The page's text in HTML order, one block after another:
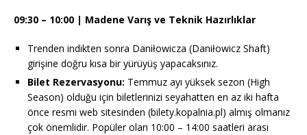
09:30 – 10:00 | Madene Varış ve Teknik Hazırlıklar
Trenden indikten sonra Daniłowicza (Daniłowicz Shaft)
girişine doğru kısa bir yürüyüş yapacaksınız.
Bilet Rezervasyonu: Temmuz ayı yüksek sezon (High
Season) olduğu için biletlerinizi seyahatten en az iki hafta
önce resmi web sitesinden (bilety.kopalnia.pl) almış olmanız
çok önemlidir. Popüler olan 10:00 – 14:00 saatleri arası